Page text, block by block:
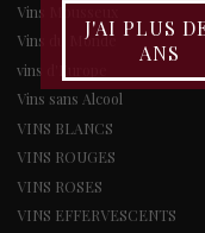
Vins Mousseux
Vins du Monde
vins d'Europe
Vins sans Alcool
VINS BLANCS
VINS ROUGES
VINS ROSES
VINS EFFERVESCENTS
J'AI PLUS
ANS